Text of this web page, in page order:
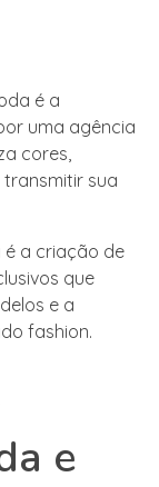
é a
uma agência
cores,
sua
é a criação de
que
e a
fashion.
e